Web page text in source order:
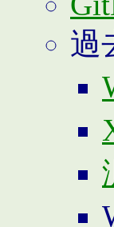
過